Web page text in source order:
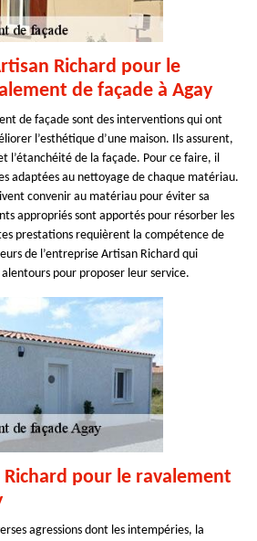
Richard pour le
de façade à Agay
de façade sont des interventions qui ont
l’esthétique d’une maison. Ils assurent,
l’étanchéité de la façade. Pour ce faire, il
adaptées au nettoyage de chaque matériau.
convenir au matériau pour éviter sa
appropriés sont apportés pour résorber les
prestations requièrent la compétence de
de l’entreprise Artisan Richard qui
pour proposer leur service.
pour le ravalement
agressions dont les intempéries, la